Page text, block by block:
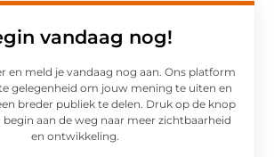
vandaag nog!
en meld je vandaag nog aan. Ons platform
gelegenheid om jouw mening te uiten en
breder publiek te delen. Druk op de knop
begin aan de weg naar meer zichtbaarheid
en ontwikkeling.